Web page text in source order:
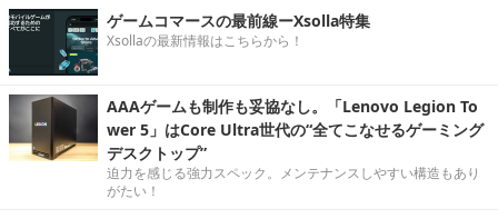
ゲームコマースの最前線ーXsolla特集
Xsollaの最新情報はこちらから！
AAAゲームも制作も妥協なし。「Lenovo Legion To
wer 5」はCore Ultra世代の“全てこなせるゲーミング
デスクトップ”
迫力を感じる強力スペック。メンテナンスしやすい構造もあり
がたい！